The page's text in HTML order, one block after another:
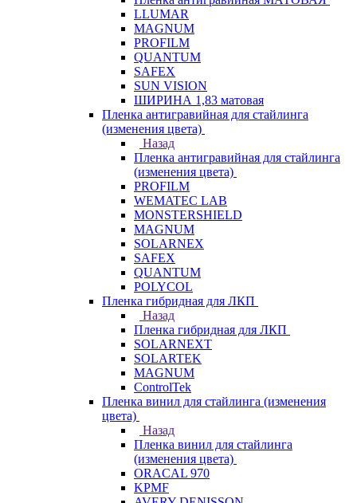
LLUMAR
MAGNUM
PROFILM
QUANTUM
SAFEX
SUN VISION
ШИРИНА 1,83 матовая
Пленка антигравийная для стайлинга
(изменения цвета)
Назад
Пленка антигравийная для стайлинга
(изменения цвета)
PROFILM
WEMATEC LAB
MONSTERSHIELD
MAGNUM
SOLARNEX
SAFEX
QUANTUM
POLYCOL
Пленка гибридная для ЛКП
Назад
Пленка гибридная для ЛКП
SOLARNEXT
SOLARTEK
MAGNUM
ControlTek
Пленка винил для стайлинга (изменения
цвета)
Назад
Пленка винил для стайлинга
(изменения цвета)
ORACAL 970
KPMF